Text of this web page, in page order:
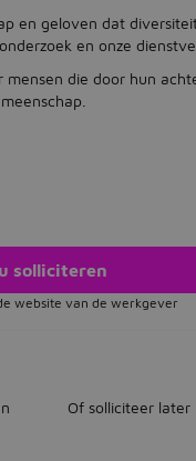
en geloven dat
en onze
die door hun
solliciteren
website van de werkgever
Of solliciteer later